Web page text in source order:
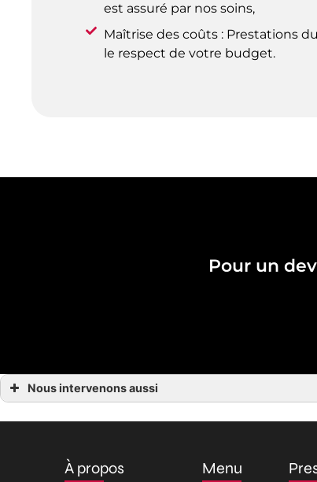
est assuré par nos soins,
Maîtrise des coûts : Prestations
le respect de votre budget.
Pour un
Nous intervenons aussi
Carrosserie Mauzé-sur-le-Mignon
Carrosserie Niort
À propos Menu